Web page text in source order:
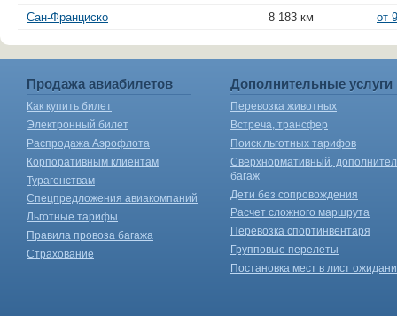
Сан-Франциско
8 183 км от
Продажа авиабилетов
Как купить билет
Электронный билет
Распродажа Аэрофлота
Корпоративным клиентам
Турагенствам
Спецпредложения авиакомпаний
Льготные тарифы
Правила провоза багажа
Страхование
Дополнительные услуги
Перевозка животных
Встреча, трансфер
Поиск льготных тарифов
Сверхнормативный,
багаж
Дети без сопровождения
Расчет сложного маршрута
Перевозка спортинвентаря
Групповые перелеты
Постановка мест в лист